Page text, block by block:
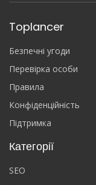
Toplancer
Безпечні угоди
Перевірка особи
Правила
Конфіденційність
Підтримка
Категорії
SEO